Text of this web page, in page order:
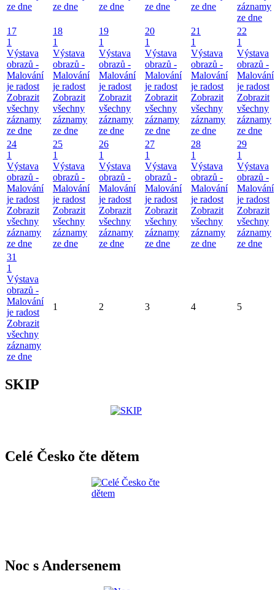
ze dne
ze dne
ze dne
ze dne
ze dne
záznamy
ze dne
17
1
Výstava
obrazů -
Malování
je radost
Zobrazit
všechny
záznamy
ze dne
18
1
Výstava
obrazů -
Malování
je radost
Zobrazit
všechny
záznamy
ze dne
19
1
Výstava
obrazů -
Malování
je radost
Zobrazit
všechny
záznamy
ze dne
20
1
Výstava
obrazů -
Malování
je radost
Zobrazit
všechny
záznamy
ze dne
21
1
Výstava
obrazů -
Malování
je radost
Zobrazit
všechny
záznamy
ze dne
22
1
Výstava
obrazů -
Malování
je radost
Zobrazit
všechny
záznamy
ze dne
24
1
Výstava
obrazů -
Malování
je radost
Zobrazit
všechny
záznamy
ze dne
25
1
Výstava
obrazů -
Malování
je radost
Zobrazit
všechny
záznamy
ze dne
26
1
Výstava
obrazů -
Malování
je radost
Zobrazit
všechny
záznamy
ze dne
27
1
Výstava
obrazů -
Malování
je radost
Zobrazit
všechny
záznamy
ze dne
28
1
Výstava
obrazů -
Malování
je radost
Zobrazit
všechny
záznamy
ze dne
29
1
Výstava
obrazů -
Malování
je radost
Zobrazit
všechny
záznamy
ze dne
31
1
Výstava
obrazů -
Malování
je radost
Zobrazit
všechny
záznamy
ze dne
1 2 3 4 5
SKIP
Celé Česko čte dětem
Noc s Andersenem